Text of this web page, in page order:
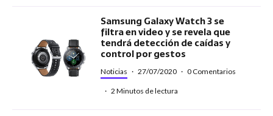
Samsung Galaxy Watch 3 se
filtra en video y se revela que
tendrá detección de caídas y
control por gestos
Noticias · 27/07/2020 · 0 Comentarios
· 2 Minutos de lectura